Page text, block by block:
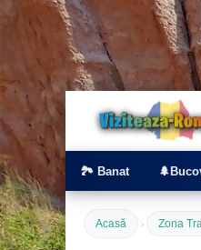
Viziteaza
🏞️ Banat
Acasă › Zona